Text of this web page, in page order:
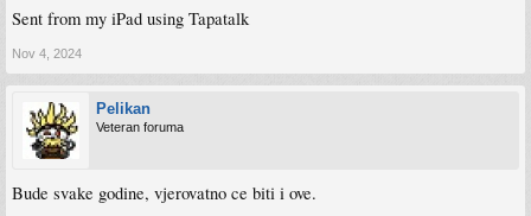
Sent from my iPad using Tapatalk
Nov 4, 2024
Pelikan
Veteran foruma
Bude svake godine, vjerovatno ce biti i ove.